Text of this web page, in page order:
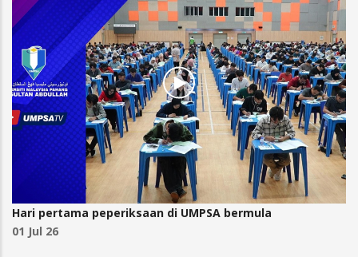
Hari pertama peperiksaan di UMPSA bermula
01 Jul 26